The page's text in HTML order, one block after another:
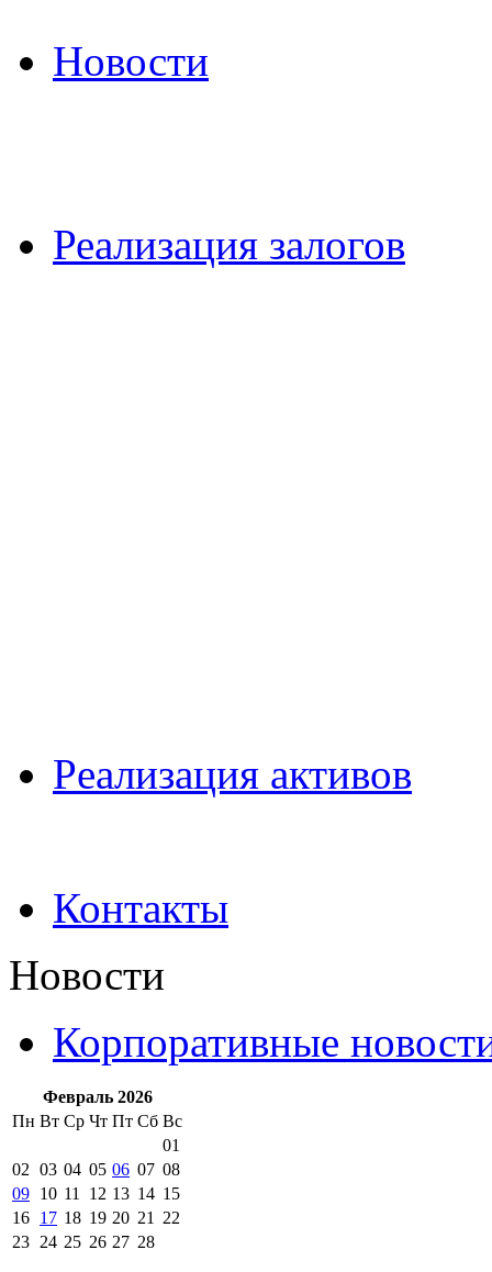
Новости
Реализация залогов
Pеализация активов
Контакты
Новости
Корпоративные
Февраль 2026
Пн Вт Ср Чт Пт Сб Вс
01
02 03 04 05 06 07 08
09 10 11 12 13 14 15
16 17 18 19 20 21
22
23 24 25 26 27 28